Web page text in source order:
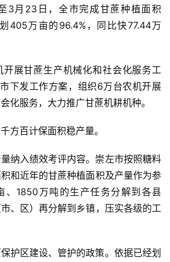
3月23日，全市完成甘蔗种植面积
405万亩的96.4%，同比快77.44万
开展甘蔗生产机械化和社会化服务工
下发工作方案，组织6万台农机开展
化服务，大力推广甘蔗机耕机种。
方百计保面积稳产量。
纳入绩效考评内容。崇左市按照糖料
和近年的甘蔗种植面积及产量作为参
、1850万吨的生产任务分解到各县
市、区）再分解到乡镇，压实各级的工
护区建设、管护的政策。依据已经划